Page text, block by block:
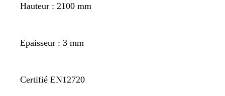
Hauteur : 2100 mm
Epaisseur : 3 mm
Certifié EN12720